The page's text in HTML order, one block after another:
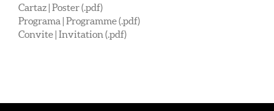
Cartaz | Poster (.pdf)
Programa | Programme (.pdf)
Convite | Invitation (.pdf)